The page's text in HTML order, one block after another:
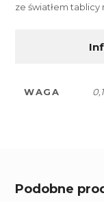
ze światłem
WAGA
Podobne